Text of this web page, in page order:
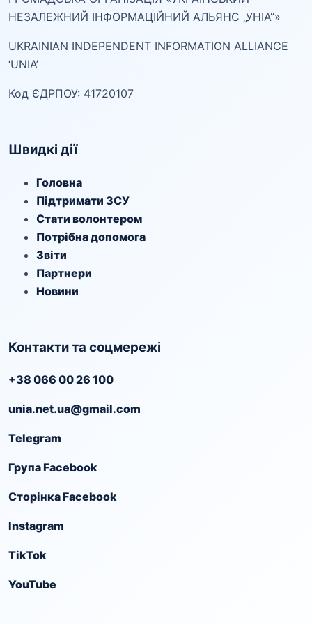
НЕЗАЛЕЖНИЙ ІНФОРМАЦІЙНИЙ АЛЬЯНС „УНІА“»
UKRAINIAN INDEPENDENT INFORMATION ALLIANCE
‘UNIA’
Код ЄДРПОУ: 41720107
Швидкі дії
Головна
Підтримати ЗСУ
Стати волонтером
Потрібна допомога
Звіти
Партнери
Новини
Контакти та соцмережі
+38 066 00 26 100
unia.net.ua@gmail.com
Telegram
Група Facebook
Сторінка Facebook
Instagram
TikTok
YouTube